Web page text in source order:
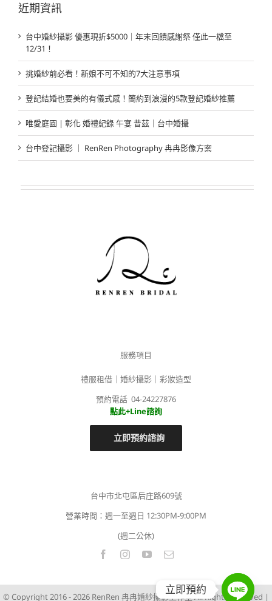
近期資訊
台中婚紗攝影 優惠現折$5000｜年末回饋感謝祭 僅此一檔至
12/31！
挑婚紗前必看！新娘不可不知的7大注意事項
登記結婚也要美的有儀式感！簡約到浪漫的5款登記婚紗推薦
唯愛庭園 | 彰化 婚禮紀錄 午宴 昔茲｜台中婚攝
台中登記攝影 ｜ RenRen Photography 冉冉影像方案
服務項目
禮服租借｜婚紗攝影｜彩妝造型
預約電話 04-24227876
點此+Line諮詢
立即預約諮詢
台中市北屯區后庄路609號
營業時間：週一至週日 12:30PM-9:00PM
(週二公休)
© Copyright 2016 -2026 RenRen 冉冉婚紗攝影工作室 All Rights Reserved |
立即預約